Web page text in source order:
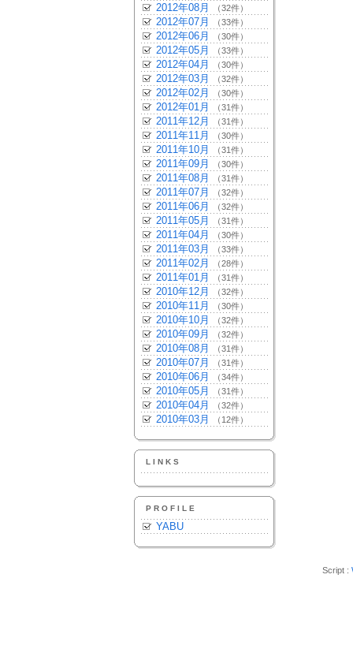
2012年08月 （32件）
2012年07月 （33件）
2012年06月 （30件）
2012年05月 （33件）
2012年04月 （30件）
2012年03月 （32件）
2012年02月 （30件）
2012年01月 （31件）
2011年12月 （31件）
2011年11月 （30件）
2011年10月 （31件）
2011年09月 （30件）
2011年08月 （31件）
2011年07月 （32件）
2011年06月 （32件）
2011年05月 （31件）
2011年04月 （30件）
2011年03月 （33件）
2011年02月 （28件）
2011年01月 （31件）
2010年12月 （32件）
2010年11月 （30件）
2010年10月 （32件）
2010年09月 （32件）
2010年08月 （31件）
2010年07月 （31件）
2010年06月 （34件）
2010年05月 （31件）
2010年04月 （32件）
2010年03月 （12件）
LINKS
PROFILE
YABU
Script :